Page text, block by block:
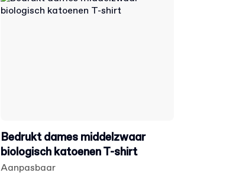
Bedrukt dames middelzwaar
biologisch katoenen T-shirt
Aanpasbaar